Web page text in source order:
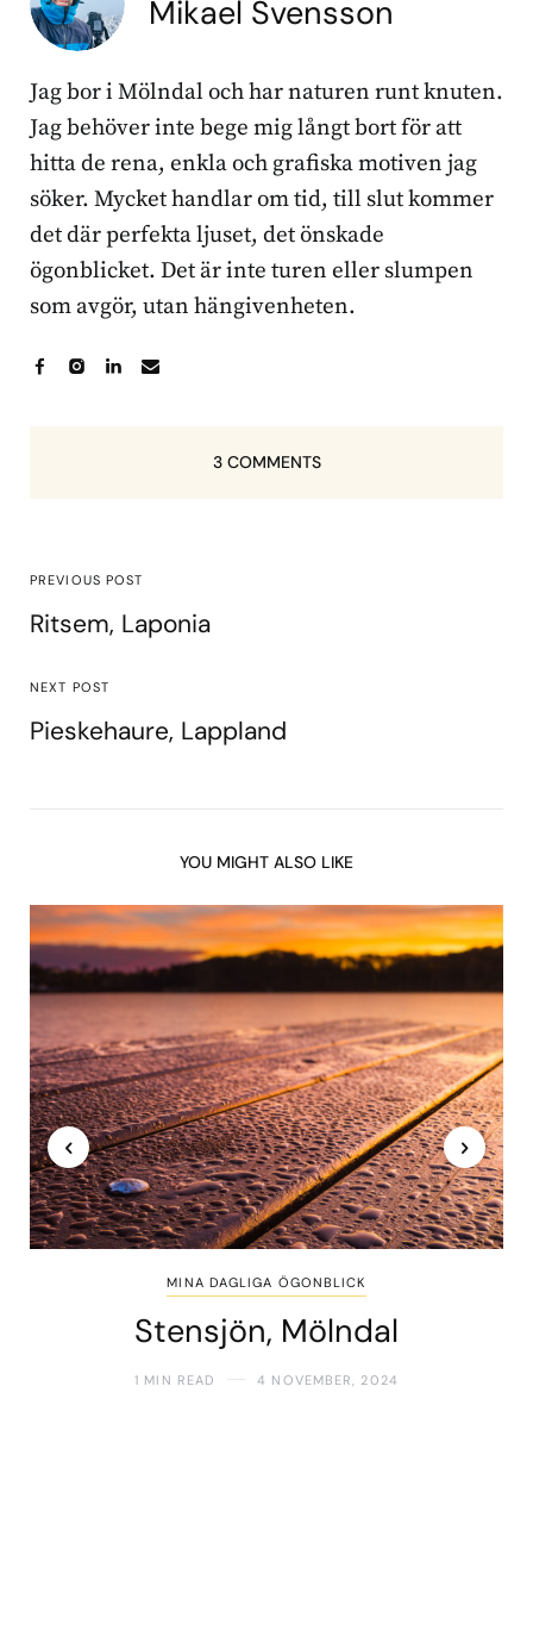
Mikael Svensson
Jag bor i Mölndal och har naturen runt knuten.
Jag behöver inte bege mig långt bort för att
hitta de rena, enkla och grafiska motiven jag
söker. Mycket handlar om tid, till slut kommer
det där perfekta ljuset, det önskade
ögonblicket. Det är inte turen eller slumpen
som avgör, utan hängivenheten.
3 COMMENTS
PREVIOUS POST
Ritsem, Laponia
NEXT POST
Pieskehaure, Lappland
YOU MIGHT ALSO LIKE
MINA DAGLIGA ÖGONBLICK
Stensjön, Mölndal
1 MIN READ 4 NOVEMBER, 2024